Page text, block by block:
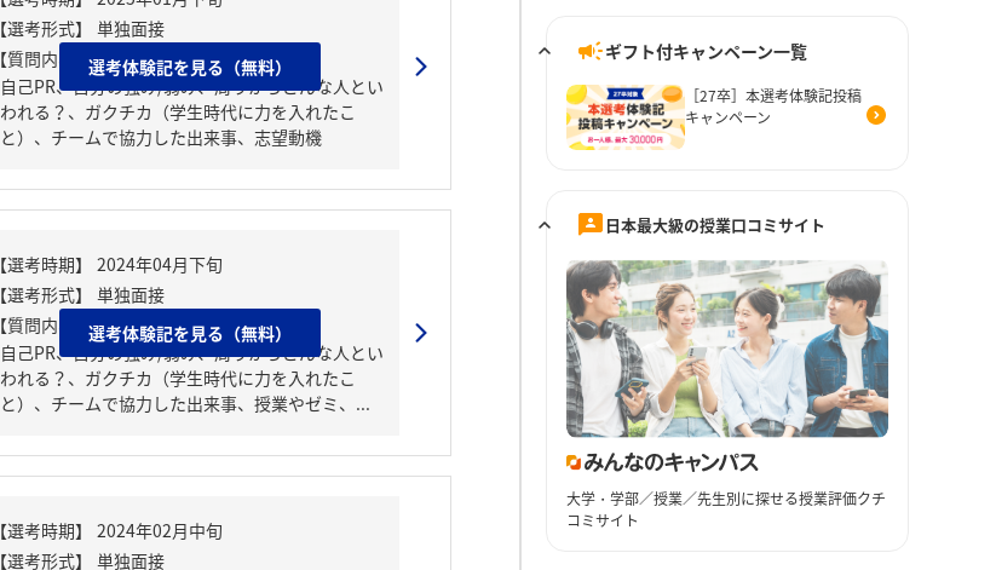
【質問内容・課題】
自己PR、自分の強み/弱み、周りからどんな人とい
われる？、ガクチカ（学生時代に力を入れたこ
と）、チームで協力した出来事、志望動機
選考体験記を見る（無料）
【質問内容・課題】
自己PR、自分の強み/弱み、周りからどんな人とい
われる？、ガクチカ（学生時代に力を入れたこ
と）、チームで協力した出来事、授業やゼミ、...
選考体験記を見る（無料）
ギフト付キャンペーン一覧
［27卒］本選考体験記投稿
キャンペーン
日本最大級の授業口コミサイト
大学・学部／授業／先生別に探せる授業評価クチ
コミサイト